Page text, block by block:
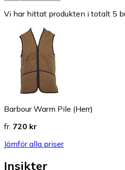
Vi har hittat produkten i totalt 5
Barbour Warm Pile (Herr)
fr. 720 kr
Jämför alla priser
Insikter